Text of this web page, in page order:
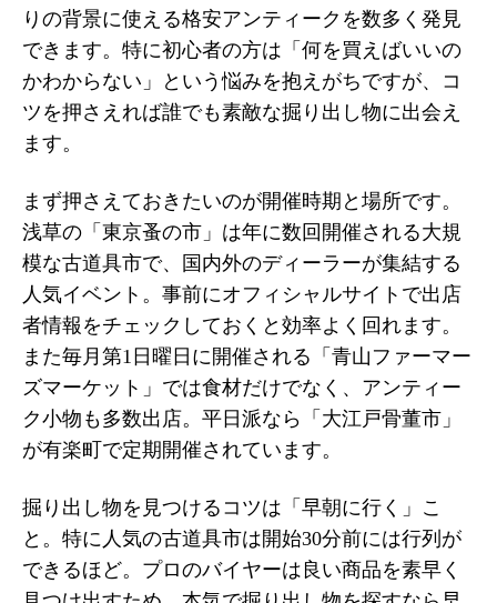
りの背景に使える格安アンティークを数多く発見
できます。特に初心者の方は「何を買えばいいの
かわからない」という悩みを抱えがちですが、コ
ツを押さえれば誰でも素敵な掘り出し物に出会え
ます。
まず押さえておきたいのが開催時期と場所です。
浅草の「東京蚤の市」は年に数回開催される大規
模な古道具市で、国内外のディーラーが集結する
人気イベント。事前にオフィシャルサイトで出店
者情報をチェックしておくと効率よく回れます。
また毎月第1日曜日に開催される「青山ファーマー
ズマーケット」では食材だけでなく、アンティー
ク小物も多数出店。平日派なら「大江戸骨董市」
が有楽町で定期開催されています。
掘り出し物を見つけるコツは「早朝に行く」こ
と。特に人気の古道具市は開始30分前には行列が
できるほど。プロのバイヤーは良い商品を素早く